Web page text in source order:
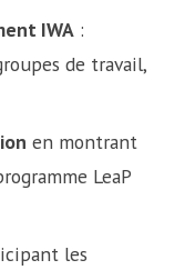
IWA:
de travail,
en montrant
LeaP
les